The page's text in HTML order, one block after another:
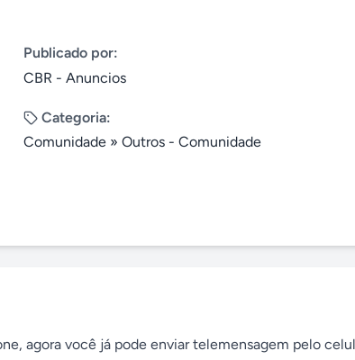
Publicado por:
CBR - Anuncios
Categoria:
Comunidade » Outros - Comunidade
agora você já pode enviar telemensagem pelo